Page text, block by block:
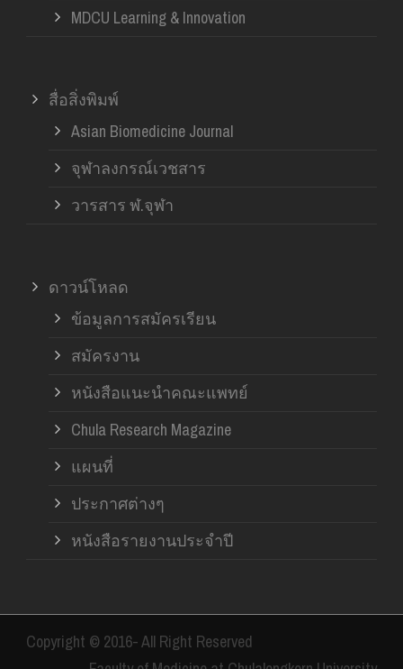
MDCU Learning & Innovation
สื่อสิ่งพิมพ์
Asian Biomedicine Journal
จุฬาลงกรณ์เวชสาร
วารสาร ฬ.จุฬา
ดาวน์โหลด
ข้อมูลการสมัครเรียน
สมัครงาน
หนังสือแนะนำคณะแพทย์
Chula Research Magazine
แผนที่
ประกาศต่างๆ
หนังสือรายงานประจำปี
Copyright © 2016- All Right Reserved